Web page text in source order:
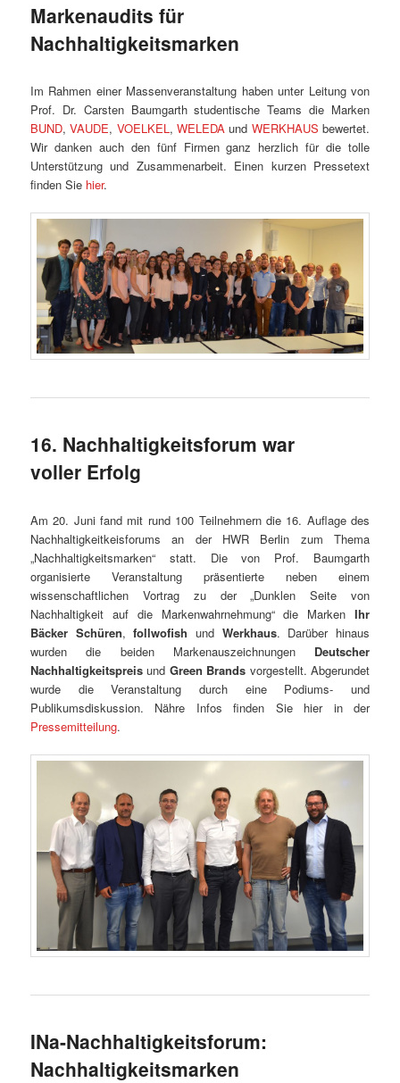
Markenaudits für
Nachhaltigkeitsmarken
Im Rahmen einer Massenveranstaltung haben unter Leitung von
Prof. Dr. Carsten Baumgarth studentische Teams die Marken
BUND,VAUDE, VOELKEL,WELEDA und WERKHAUS bewertet.
Wir danken auch den fünf Firmen ganz herzlich für die tolle
Unterstützung und Zusammenarbeit. Einen kurzen Pressetext
finden Sie hier.
16. Nachhaltigkeitsforum war
voller Erfolg
Am 20. Juni fand mit rund 100 Teilnehmern die 16. Auflage des
Nachhaltigkeitkeisforums an der HWR Berlin zum Thema
„Nachhaltigkeitsmarken“ statt. Die von Prof. Baumgarth
organisierte Veranstaltung präsentierte neben einem
wissenschaftlichen Vortrag zu der „Dunklen Seite von
Nachhaltigkeit auf die Markenwahrnehmung“ die Marken Ihr
Bäcker Schüren,follwofish und Werkhaus. Darüber hinaus
wurden die beiden Markenauszeichnungen Deutscher
Nachhaltigkeitspreis und Green Brands vorgestellt. Abgerundet
wurde die Veranstaltung durch eine Podiums- und
Publikumsdiskussion. Nähre Infos finden Sie hier in der
Pressemitteilung.
INa-Nachhaltigkeitsforum:
Nachhaltigkeitsmarken